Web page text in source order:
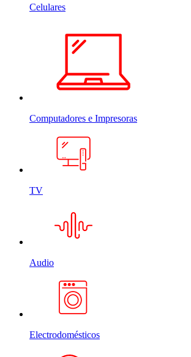
Celulares
Computadores e Impresoras
TV
Audio
Electrodomésticos